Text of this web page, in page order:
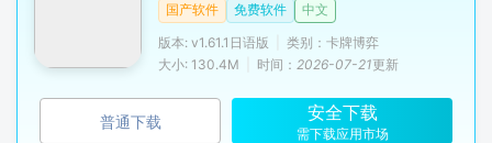
国产软件 免费软件
中文
版本: v1.61.1日语版
类别：卡牌博弈
大小: 130.4M
时间： 2026-07-21更新
普通下载 安全下载
需下载应用市场